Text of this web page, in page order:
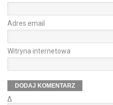
Adres email
Witryna internetowa
Δ